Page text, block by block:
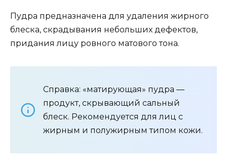
Пудра предназначена для удаления жирного
блеска, скрадывания небольших дефектов,
придания лицу ровного матового тона.
Справка: «матирующая» пудра —
продукт, скрывающий сальный
блеск. Рекомендуется для лиц с
жирным и полужирным типом кожи.